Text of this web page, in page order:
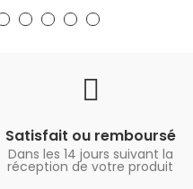
Satisfait ou remboursé
Dans les 14 jours suivant la
réception de votre produit